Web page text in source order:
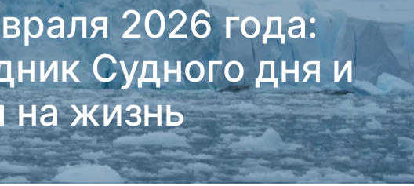
2026 года:
Судного дня и
на жизнь